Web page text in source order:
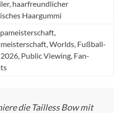
haarfreundlicher
Haargummi
Worlds, Fußball-
Public Viewing, Fan-
die Tailless Bow mit